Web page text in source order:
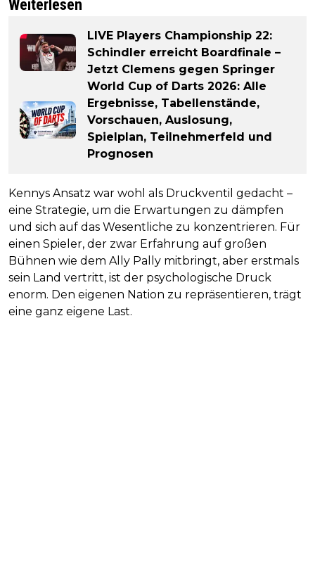
Weiterlesen
LIVE Players Championship 22:
Schindler erreicht Boardfinale –
Jetzt Clemens gegen Springer
World Cup of Darts 2026: Alle
Ergebnisse, Tabellenstände,
Vorschauen, Auslosung,
Spielplan, Teilnehmerfeld und
Prognosen
Kennys Ansatz war wohl als Druckventil gedacht –
eine Strategie, um die Erwartungen zu dämpfen
und sich auf das Wesentliche zu konzentrieren. Für
einen Spieler, der zwar Erfahrung auf großen
Bühnen wie dem Ally Pally mitbringt, aber erstmals
sein Land vertritt, ist der psychologische Druck
enorm. Den eigenen Nation zu repräsentieren, trägt
eine ganz eigene Last.